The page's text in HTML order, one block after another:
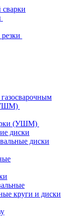
сварки
(УШМ)
диски
диски
круги и диски